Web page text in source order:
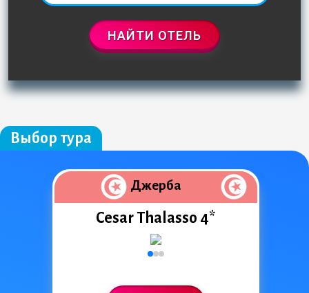
НАЙТИ ОТЕЛЬ
Выбор тура
Джерба
Cesar Thalasso 4*